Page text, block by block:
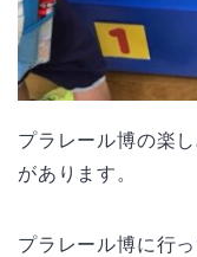
プラレール博の楽
があります。
プラレール博に行